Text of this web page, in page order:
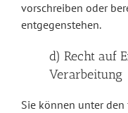
vorschreiben oder
entgegenstehen.
d) Recht auf
Verarbeitung
Sie können unter